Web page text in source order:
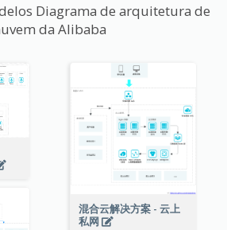
Diagrama de arquitetura de
da Alibaba
混合云解决方案 - 云上
私网